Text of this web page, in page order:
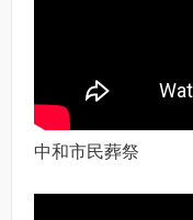
中和市民葬祭